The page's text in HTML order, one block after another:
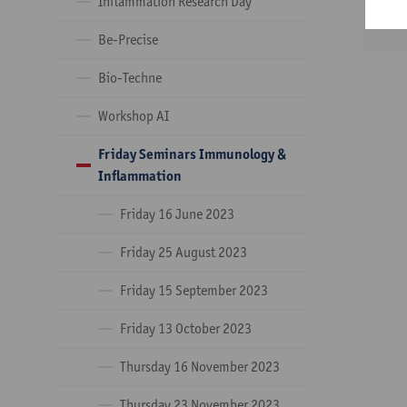
Be-Precise
Bio-Techne
Workshop AI
Friday Seminars Immunology &
Inflammation
Friday 16 June 2023
Friday 25 August 2023
Friday 15 September 2023
Friday 13 October 2023
Thursday 16 November 2023